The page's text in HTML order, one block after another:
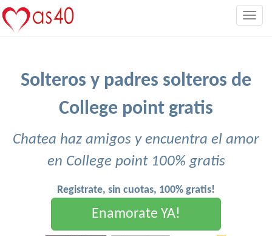
Solteros y padres solteros de
College point gratis
Chatea haz amigos y encuentra el amor
en College point 100% gratis
Registrate, sin cuotas, 100% gratis!
Enamorate YA!